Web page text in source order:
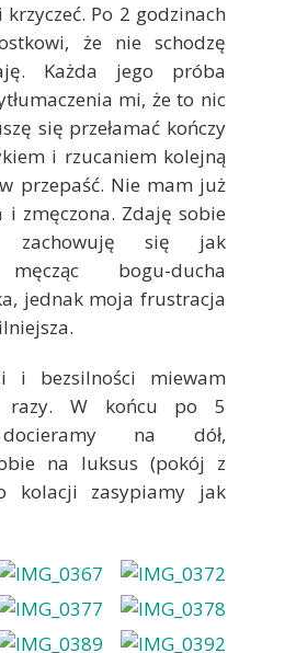
krzyczeć. Po 2 godzinach
że nie schodzę
Każda jego próba
mi, że to nic
się przełamać kończy
i rzucaniem kolejną
przepaść. Nie mam już
i zmęczona. Zdaję sobie
zachowuję się jak
bogu-ducha
jednak moja frustracja
i bezsilności miewam
razy. W końcu po 5
na dół,
na luksus (pokój z
kolacji zasypiamy jak